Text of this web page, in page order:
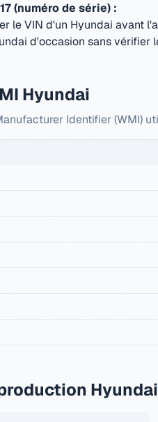
(numéro de série) :
le VIN d'un Hyundai avant
d'occasion sans vérifier
Hyundai
Identifier (WMI)
Hyundai